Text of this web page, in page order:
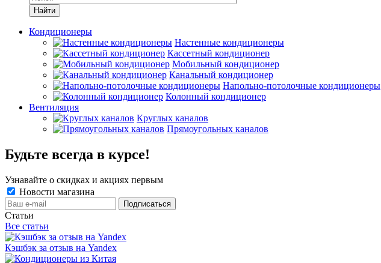
Кондиционеры
Настенные кондиционеры
Кассетный кондиционер
Мобильный кондиционер
Канальный кондиционер
Напольно-потолочные кондиционеры
Колонный кондиционер
Вентиляция
Круглых каналов
Прямоугольных каналов
Будьте всегда в курсе!
Узнавайте о скидках и акциях первым
Новости магазина
Статьи
Все статьи
Кэшбэк за отзыв на Yandex